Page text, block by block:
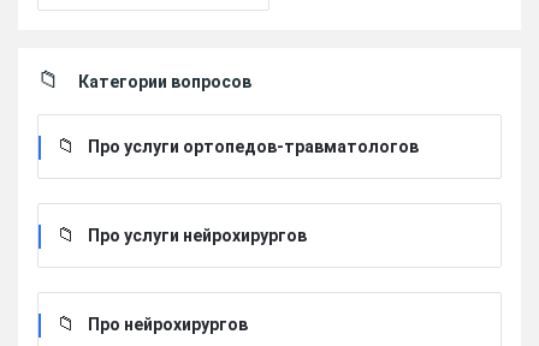
Категории вопросов
Про услуги ортопедов-травматологов
Про услуги нейрохирургов
Про нейрохирургов